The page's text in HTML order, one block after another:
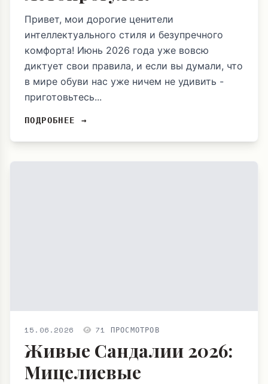
Привет, мои дорогие ценители
интеллектуального стиля и безупречного
комфорта! Июнь 2026 года уже вовсю
диктует свои правила, и если вы думали, что
в мире обуви нас уже ничем не удивить -
приготовьтесь...
ПОДРОБНЕЕ →
15.06.2026 71 ПРОСМОТРОВ
Живые Сандалии 2026:
Мицелиевые